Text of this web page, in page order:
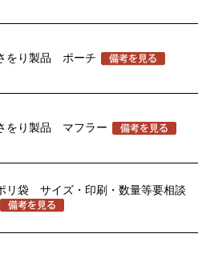
をり製品 ポーチ
をり製品 マフラー
リ袋 サイズ・印刷・数量等要相談